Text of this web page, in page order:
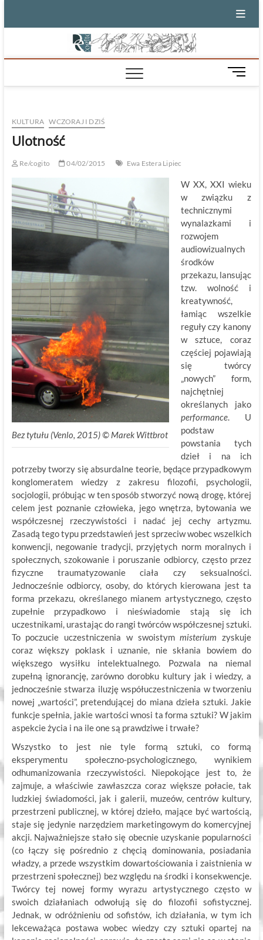
M
e
n
KULTURA WCZORAJ I DZIŚ
Ulotność
Re/cogito 04/02/2015 Ewa Estera Lipiec
Bez tytułu (Venlo, 2015) ©. Marek Wittbrot
W XX, XXI wieku
w związku z
technicznymi
wynalazkami i
rozwojem
audiowizualnych
środków
przekazu, lansując
tzw. wolność i
kreatywność,
łamiąc wszelkie
reguły czy kanony
w sztuce, coraz
częściej pojawiają
się twórcy
„nowych” form,
najchętniej
określanych jako
performance. U
podstaw
powstania tych
dzieł i na ich
potrzeby tworzy się absurdalne teorie, będące przypadkowym
konglomeratem wiedzy z zakresu filozofii, psychologii,
socjologii, próbując w ten sposób stworzyć nową drogę, której
celem jest poznanie człowieka, jego wnętrza, bytowania we
współczesnej rzeczywistości i nadać jej cechy artyzmu.
Zasadą tego typu przedstawień jest sprzeciw wobec wszelkich
konwencji, negowanie tradycji, przyjętych norm moralnych i
społecznych, szokowanie i poruszanie odbiorcy, często przez
fizyczne traumatyzowanie ciała czy seksualności.
Jednocześnie odbiorcy, osoby, do których kierowana jest ta
forma przekazu, określanego mianem artystycznego, często
zupełnie przypadkowo i nieświadomie stają się ich
uczestnikami, urastając do rangi twórców współczesnej sztuki.
To poczucie uczestniczenia w swoistymmisterium zyskuje
coraz większy poklask i uznanie, nie skłania bowiem do
większego wysiłku intelektualnego. Pozwala na niemal
zupełną ignorancję, zarówno dorobku kultury jak i wiedzy, a
jednocześnie stwarza iluzję współuczestniczenia w tworzeniu
nowej „wartości”, pretendującej do miana dzieła sztuki. Jakie
funkcje spełnia, jakie wartości wnosi ta forma sztuki? W jakim
aspekcie życia i na ile one są prawdziwe i trwałe?
Wszystko to jest nie tyle formą sztuki, co formą
eksperymentu społeczno-psychologicznego, wynikiem
odhumanizowania rzeczywistości. Niepokojące jest to, że
zajmuje, a właściwie zawłaszcza coraz większe połacie, tak
ludzkiej świadomości, jak i galerii, muzeów, centrów kultury,
przestrzeni publicznej, w której dzieło, mające być wartością,
staje się jedynie narzędziem marketingowym do komercyjnej
akcji. Najważniejsze stało się obecnie uzyskanie popularności
(co łączy się pośrednio z chęcią dominowania, posiadania
władzy, a przede wszystkim dowartościowania i zaistnienia w
przestrzeni społecznej) bez względu na środki i konsekwencje.
Twórcy tej nowej formy wyrazu artystycznego często w
swoich działaniach odwołują się do filozofii sofistycznej.
Jednak, w odróżnieniu od sofistów, ich działania, w tym ich
lekceważąca postawa wobec wiedzy czy sztuki opartej na